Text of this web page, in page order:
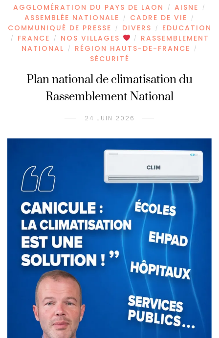
AGGLOMÉRATION DU PAYS DE LAON / AISNE /
ASSEMBLÉE NATIONALE / CADRE DE VIE /
COMMUNIQUÉ DE PRESSE / DIVERS / EDUCATION
/ FRANCE / NOS VILLAGES /
RASSEMBLEMENT
NATIONAL
/ RÉGION HAUTS-DE-FRANCE /
SÉCURITÉ
Plan national de climatisation du
Rassemblement National
24 JUIN 2026